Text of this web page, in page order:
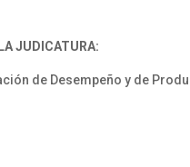
JUDICATURA:
de Desempeño y de